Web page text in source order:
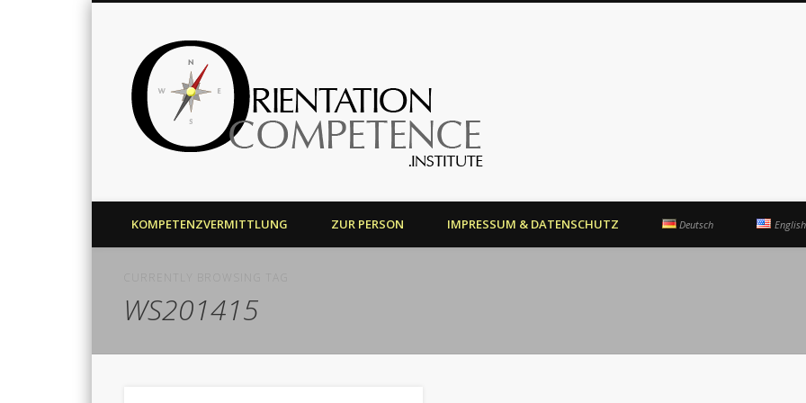
Harald J. Bolsinger
KOMPETENZVERMITTLUNG ZUR PERSON IMPRESSUM & DATENSCHUTZ Deutsch English
WS201415